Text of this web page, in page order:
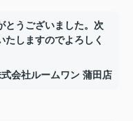
とうございました。次
たしますのでよろしく
会社ルームワン 蒲田店